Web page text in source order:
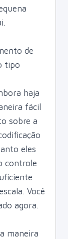
de
tipo
haja
fácil
sobre a
eles
controle
Você
agora.
maneira